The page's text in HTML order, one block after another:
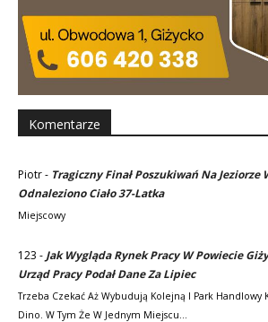
Komentarze
Piotr- Tragiczny Finał Poszukiwań Na
Odnaleziono Ciało 37-Latka
Miejscowy
123 - Jak Wygląda Rynek Pracy W Powiecie
Urząd Pracy Podał Dane Za Lipiec
Trzeba Czekać Aż Wybudują Kolejną I Park Handlowy
Dino. W Tym Że W Jednym Miejscu…